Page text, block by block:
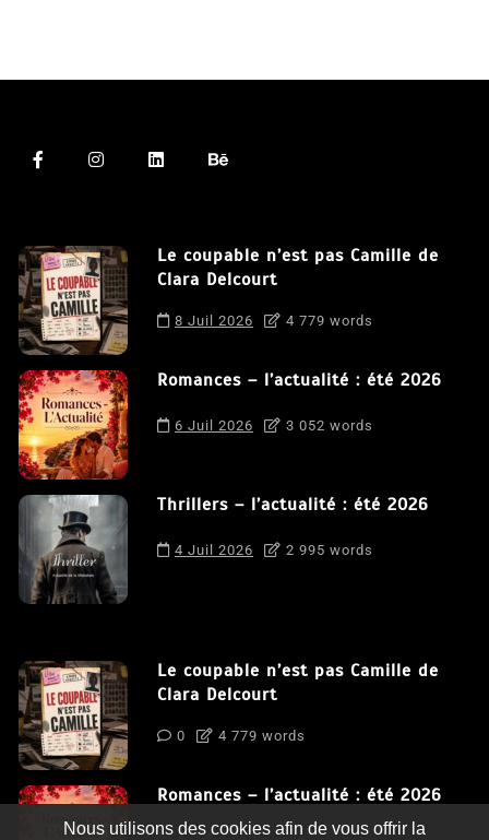
Le coupable n’est pas Camille de
Clara Delcourt
8 Juil 2026 4 779 words
Romances – l’actualité : été 2026
6 Juil 2026 3 052 words
Thrillers – l’actualité : été 2026
4 Juil 2026 2 995 words
Le coupable n’est pas Camille de
Clara Delcourt
0 4 779 words
Romances – l’actualité : été 2026
Nous utilisons des cookies afin de vous offrir la